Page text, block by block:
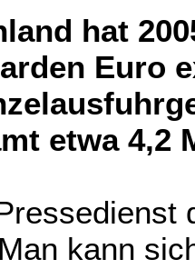
hat
Euro
etwa 4,2
kann